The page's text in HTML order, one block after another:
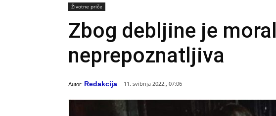
Životne priče
Zbog debljine je
neprepoznatljiva
Autor: Redakcija 11. svibnja 2022., 07:06